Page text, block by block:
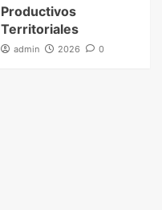
Productivos
Territoriales
admin 2026 0